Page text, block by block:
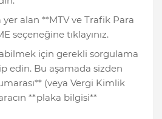
yer alan **MTV ve Trafik Para
seçeneğine tıklayınız.
için gerekli sorgulama
edin. Bu aşamada sizden
(veya Vergi Kimlik
**plaka bilgisi**